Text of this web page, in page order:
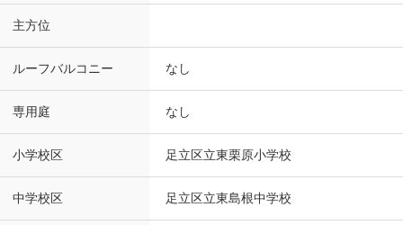
主方位
ルーフバルコニー なし
専用庭 なし
小学校区 足立区立東栗原小学校
中学校区 足立区立東島根中学校